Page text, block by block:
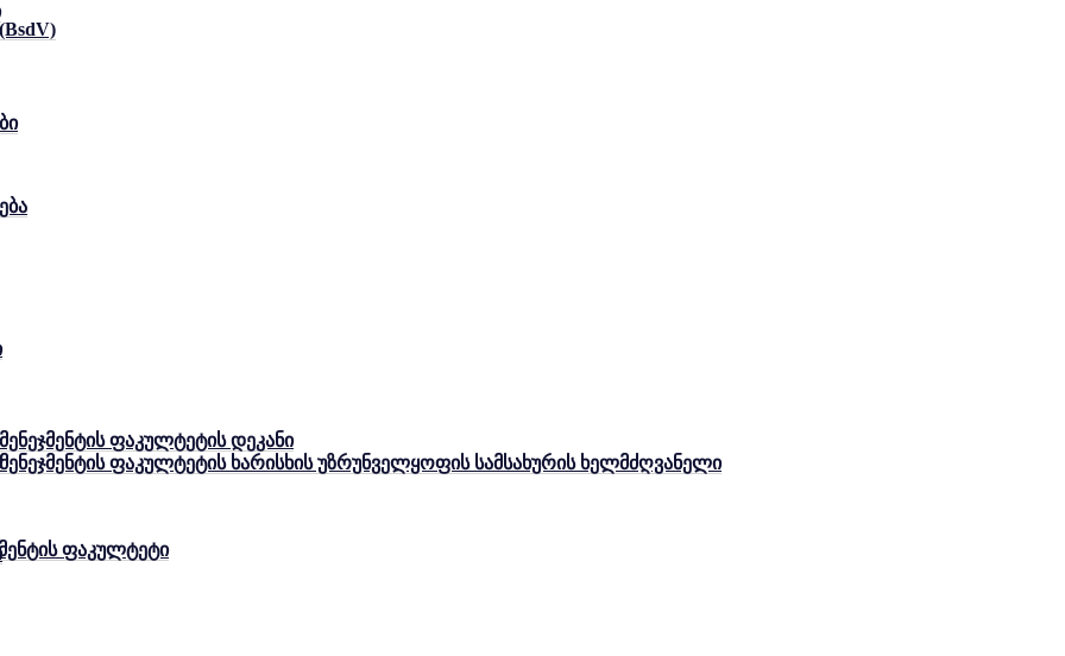
ფაკულტეტი
ფაკულტეტის დეკანი
ფაკულტეტის ხარისხის უზრუნველყოფის სამსახურის ხელმძღვანელი